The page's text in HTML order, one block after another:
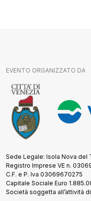
EVENTO ORGANIZZATO DA
Sede Legale: Isola Nova del
Registro Imprese VE n.
C.F. e P. Iva 03069670275
Capitale Sociale Euro
Società soggetta all’attività